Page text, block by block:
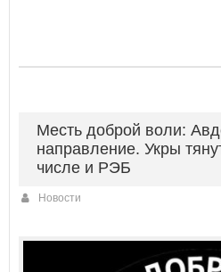
Месть доброй воли:
направление. Укры
числе и РЭБ
Новости